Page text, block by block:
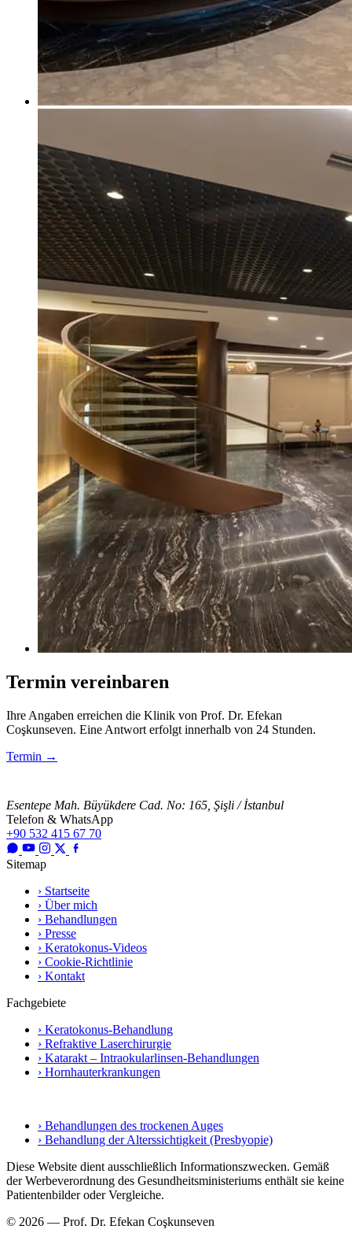
Termin vereinbaren
Ihre Angaben erreichen die Klinik von Prof. Dr. Efekan
Coşkunseven. Eine Antwort erfolgt innerhalb von 24 Stunden.
Termin →
Esentepe Mah. Büyükdere Cad. No: 165, Şişli / İstanbul
Telefon & WhatsApp
+90 532 415 67 70
Sitemap
› Startseite
› Über mich
› Behandlungen
› Presse
› Keratokonus-Videos
› Cookie-Richtlinie
› Kontakt
Fachgebiete
› Keratokonus-Behandlung
› Refraktive Laserchirurgie
› Katarakt – Intraokularlinsen-Behandlungen
› Hornhauterkrankungen
› Behandlungen des trockenen Auges
› Behandlung der Alterssichtigkeit (Presbyopie)
Diese Website dient ausschließlich Informationszwecken. Gemäß
der Werbeverordnung des Gesundheitsministeriums enthält sie keine
Patientenbilder oder Vergleiche.
© 2026 — Prof. Dr. Efekan Coşkunseven